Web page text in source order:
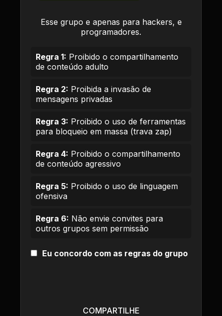
Esse grupo e apenas para hackers, e
programadores.
Regra 1: Proibido o compartilhamento
de conteúdo adulto
Regra 2: Proibida a invasão de
mensagens privadas
Regra 3: Proibido o uso de ferramentas
para bloqueio em massa (trava zap)
Regra 4: Proibido o compartilhamento
de conteúdo agressivo
Regra 5: Proibido o uso de linguagem
ofensiva
Regra 6: Não envie convites para
outros grupos sem permissão
Eu concordo com as regras do grupo
COMPARTILHE